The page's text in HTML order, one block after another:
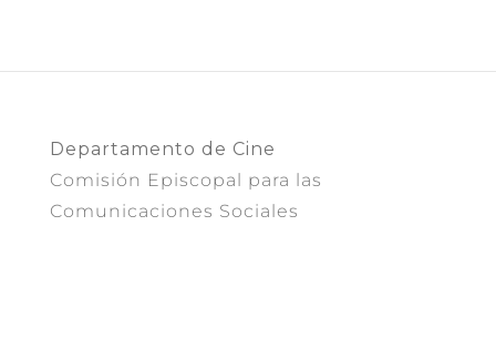
Departamento de Cine
Comisión Episcopal para las
Comunicaciones Sociales